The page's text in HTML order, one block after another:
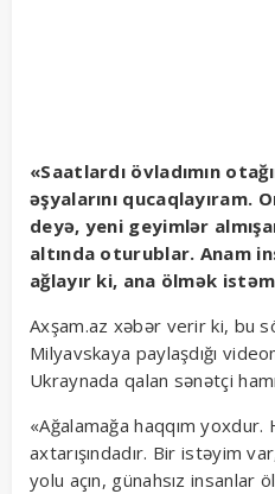
«Saatlardı övladımın
əşyalarını qucaqlayıram.
deyə, yeni geyimlər
altında oturublar. Anam
ağlayır ki, ana ölmək
Axşam.az xəbər verir ki, bu
Milyavskaya paylaşdığı
Ukraynada qalan sənətçi
«Ağalamağa haqqım yoxdur.
axtarışındadır. Bir istəyim
yolu açın, günahsız insanlar